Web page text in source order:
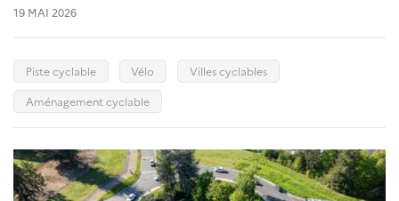
19 MAI 2026
Piste cyclable Vélo
Villes cyclables
Aménagement cyclable